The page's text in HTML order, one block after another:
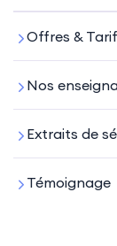
Offres &
Nos
Extraits de
Témoignage